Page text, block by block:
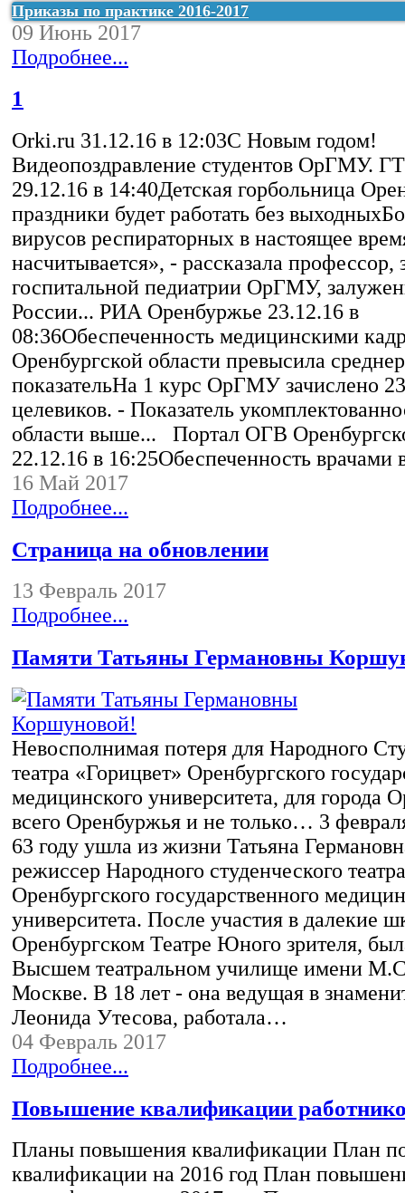
Приказы по практике 2016-2017
09 Июнь 2017
Подробнее...
1
Orki.ru 31.12.16 в 12:03С Новым годом!
Видеопоздравление студентов ОрГМУ.
29.12.16 в 14:40Детская горбольница
праздники будет работать без
вирусов респираторных в настоящее
насчитывается», - рассказала профессор,
госпитальной педиатрии ОрГМУ,
России... РИА Оренбуржье 23.12.16 в
08:36Обеспеченность медицинскими
Оренбургской области превысила
показательНа 1 курс ОрГМУ зачислено
целевиков. - Показатель
области выше... Портал ОГВ
22.12.16 в 16:25Обеспеченность
16 Май 2017
Подробнее...
Страница на обновлении
13 Февраль 2017
Подробнее...
Памяти Татьяны Германовны
Невосполнимая потеря для Народного
театра «Горицвет» Оренбургского
медицинского университета, для города
всего Оренбуржья и не только… 3
63 году ушла из жизни Татьяна
режиссер Народного студенческого
Оренбургского государственного
университета. После участия в далекие
Оренбургском Театре Юного зрителя,
Высшем театральном училище имени
Москве. В 18 лет - она ведущая в
Леонида Утесова, работала…
04 Февраль 2017
Подробнее...
Повышение квалификации
Планы повышения квалификации План
квалификации на 2016 год План